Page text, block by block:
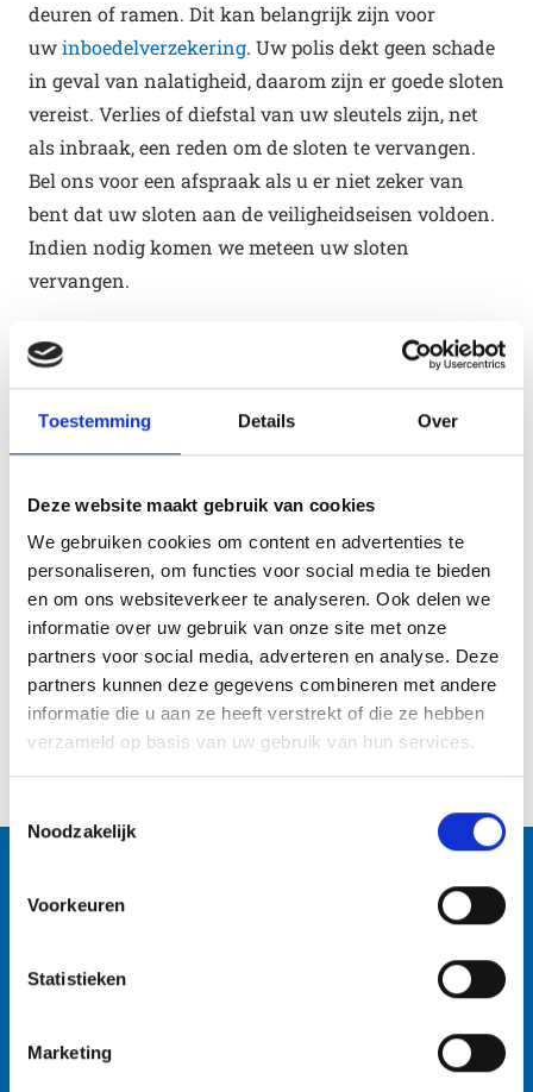
Toestemming Details Over
Deze website maakt gebruik van cookies
We gebruiken cookies om content en advertenties te
personaliseren, om functies voor social media te bieden
en om ons websiteverkeer te analyseren. Ook delen we
informatie over uw gebruik van onze site met onze
partners voor social media, adverteren en analyse. Deze
partners kunnen deze gegevens combineren met andere
informatie die u aan ze heeft verstrekt of die ze hebben
verzameld op basis van uw gebruik van hun services.
Noodzakelijk
Voorkeuren
Statistieken
Marketing
deuren of ramen. Dit kan belangrijk zijn voor
uwinboedelverzekering. Uw polis dekt geen schade
in geval van nalatigheid, daarom zijn er goede sloten
vereist. Verlies of diefstal van uw sleutels zijn, net
als inbraak, een reden om de sloten te vervangen.
Bel ons voor een afspraak als u er niet zeker van
bent dat uw sloten aan de veiligheidseisen voldoen.
Indien nodig komen we meteen uw sloten
vervangen.
Waarom kiest u voor ons?
Transparante tarieven
Snel ter plaatse
Betrouwbaar personeel
Bel nu: 0412-711274
24/7 bereikbaar
Neem contact op
Bent u op zoek naar een slotenmaker bij u in de
buurt? Wij helpen u o.a. graag met sloten
schadevrij openen. Door onze vakkundige